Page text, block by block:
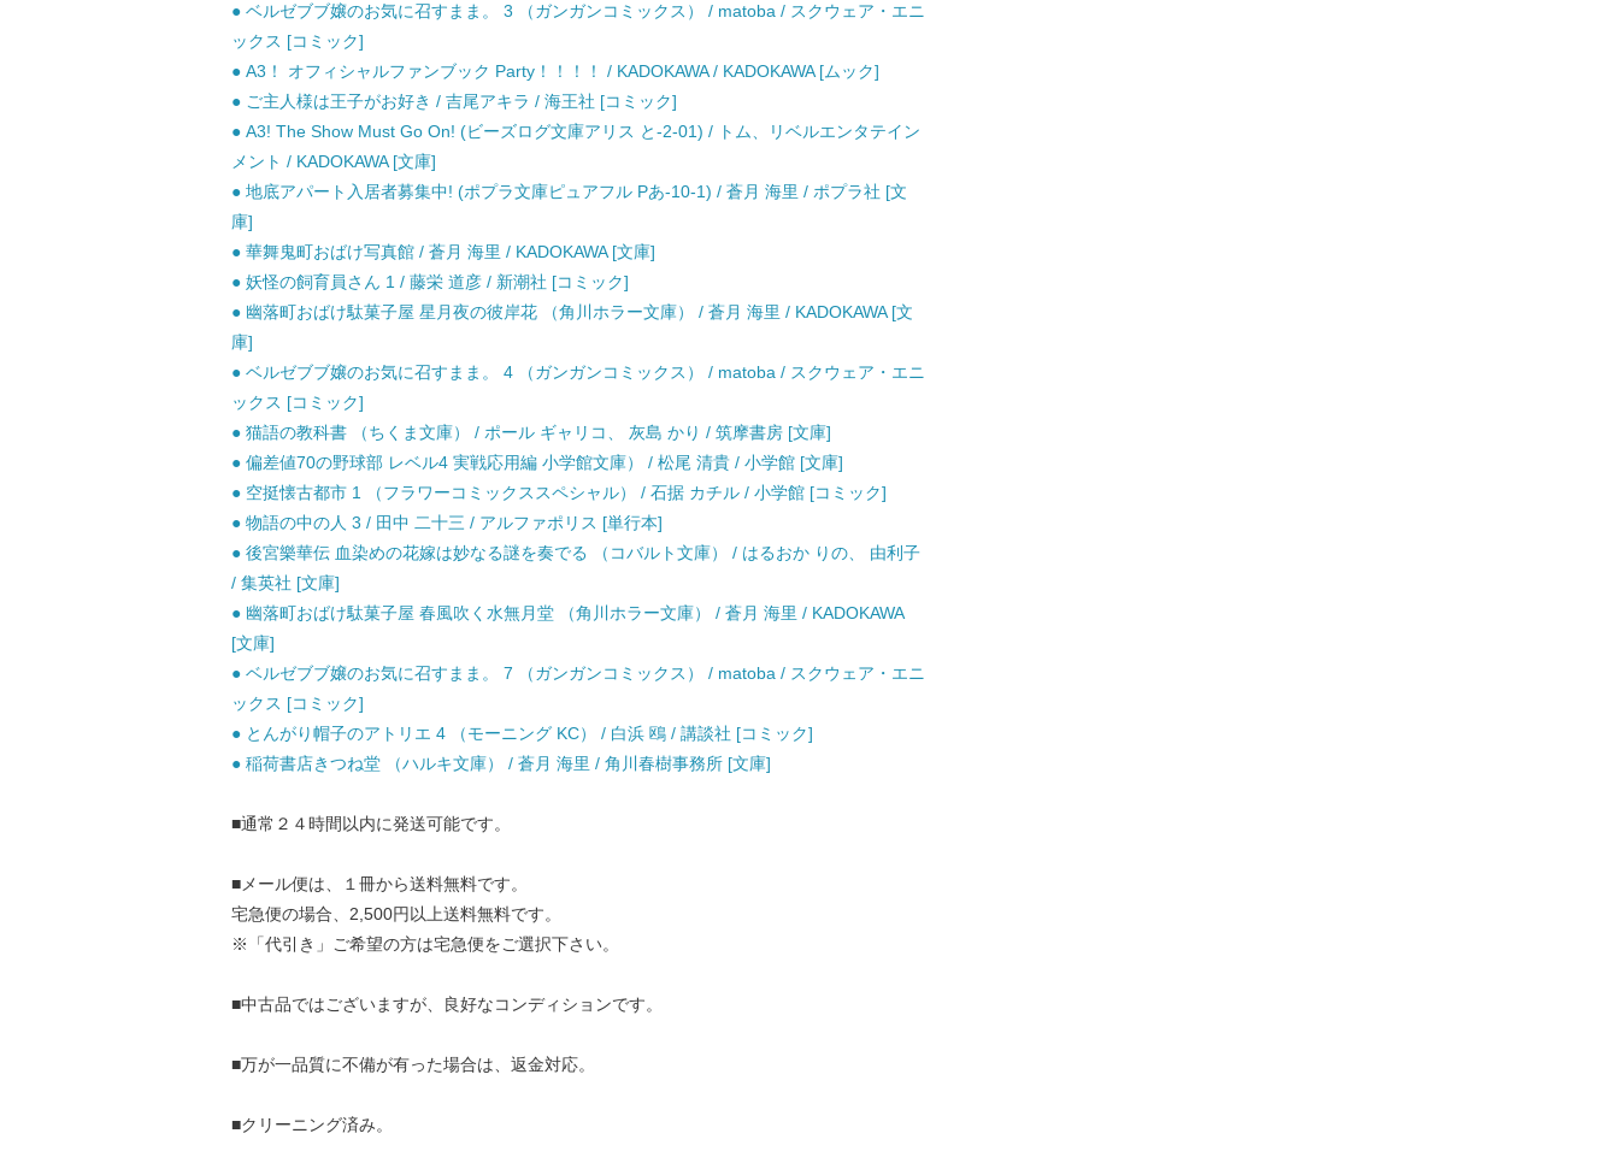
● ベルゼブブ嬢のお気に召すまま。 3 （ガンガンコミックス） / matoba / スクウェア・エニ
ックス [コミック]
● A3！ オフィシャルファンブック Party！！！！ / KADOKAWA / KADOKAWA [ムック]
● ご主人様は王子がお好き / 吉尾アキラ / 海王社 [コミック]
● A3! The Show Must Go On! (ビーズログ文庫アリス と-2-01) / トム、リベルエンタテイン
メント / KADOKAWA [文庫]
● 地底アパート入居者募集中! (ポプラ文庫ピュアフル Pあ-10-1) / 蒼月 海里 / ポプラ社 [文
庫]
● 華舞鬼町おばけ写真館 / 蒼月 海里 / KADOKAWA [文庫]
● 妖怪の飼育員さん 1 / 藤栄 道彦 / 新潮社 [コミック]
● 幽落町おばけ駄菓子屋 星月夜の彼岸花 （角川ホラー文庫） / 蒼月 海里 / KADOKAWA [文
庫]
● ベルゼブブ嬢のお気に召すまま。 4 （ガンガンコミックス） / matoba / スクウェア・エニ
ックス [コミック]
● 猫語の教科書 （ちくま文庫） / ポール ギャリコ、 灰島 かり / 筑摩書房 [文庫]
● 偏差値70の野球部 レベル4 実戦応用編 小学館文庫） / 松尾 清貴 / 小学館 [文庫]
● 空挺懐古都市 1 （フラワーコミックススペシャル） / 石据 カチル / 小学館 [コミック]
● 物語の中の人 3 / 田中 二十三 / アルファポリス [単行本]
● 後宮樂華伝 血染めの花嫁は妙なる謎を奏でる （コバルト文庫） / はるおか りの、 由利子
/ 集英社 [文庫]
● 幽落町おばけ駄菓子屋 春風吹く水無月堂 （角川ホラー文庫） / 蒼月 海里 / KADOKAWA
[文庫]
● ベルゼブブ嬢のお気に召すまま。 7 （ガンガンコミックス） / matoba / スクウェア・エニ
ックス [コミック]
● とんがり帽子のアトリエ 4 （モーニング KC） / 白浜 鴎 / 講談社 [コミック]
● 稲荷書店きつね堂 （ハルキ文庫） / 蒼月 海里 / 角川春樹事務所 [文庫]
■通常２４時間以内に発送可能です。
■メール便は、１冊から送料無料です。
宅急便の場合、2,500円以上送料無料です。
※「代引き」ご希望の方は宅急便をご選択下さい。
■中古品ではございますが、良好なコンディションです。
■万が一品質に不備が有った場合は、返金対応。
■クリーニング済み。